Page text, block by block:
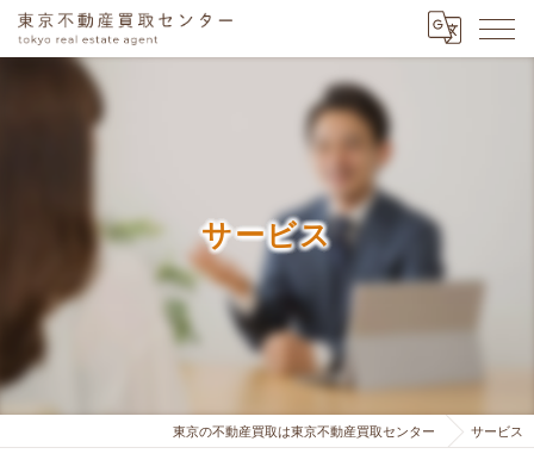
サービス
東京の不動産買取は東京不動産買取センター サービス